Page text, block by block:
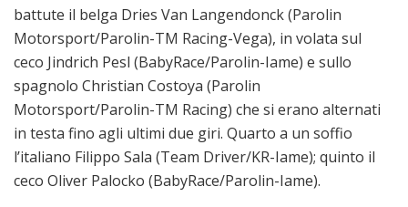
battute il belga Dries Van Langendonck (Parolin
Motorsport/Parolin-TM Racing-Vega), in volata sul
ceco Jindrich Pesl (BabyRace/Parolin-Iame) e sullo
spagnolo Christian Costoya (Parolin
Motorsport/Parolin-TM Racing) che si erano alternati
in testa fino agli ultimi due giri. Quarto a un soffio
l’italiano Filippo Sala (Team Driver/KR-Iame); quinto il
ceco Oliver Palocko (BabyRace/Parolin-Iame).